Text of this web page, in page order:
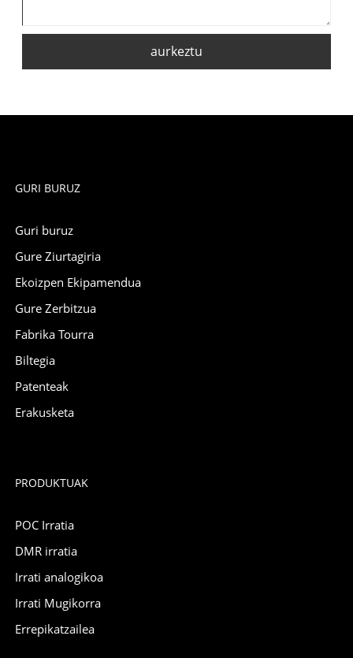
aurkeztu
GURI BURUZ
Guri buruz
Gure Ziurtagiria
Ekoizpen Ekipamendua
Gure Zerbitzua
Fabrika Tourra
Biltegia
Patenteak
Erakusketa
PRODUKTUAK
POC Irratia
DMR irratia
Irrati analogikoa
Irrati Mugikorra
Errepikatzailea